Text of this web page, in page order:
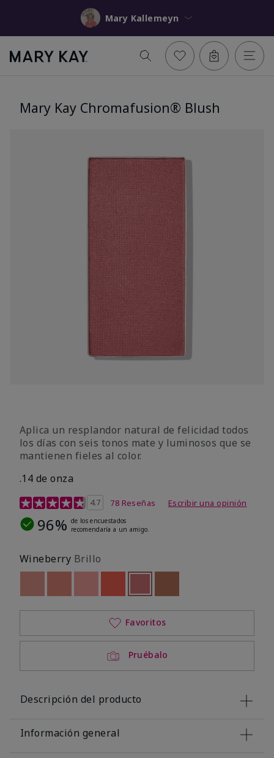
Mary Kallemeyn
Mary Kay Chromafusion® Blush
Aplica un resplandor natural de felicidad todos
los días con seis tonos mate y luminosos que se
mantienen fieles al color.
.14 de onza
Calificación de clientes de 4,3 de 5
4.7 78 Reseñas Escribir una opinión
96% de los encuestados
recomendaría a un amigo.
Wineberry Brillo
Out of stockOut of stockseleccionado
Out of stock
Pruébalo
Favoritos
Descripción del producto
Información general